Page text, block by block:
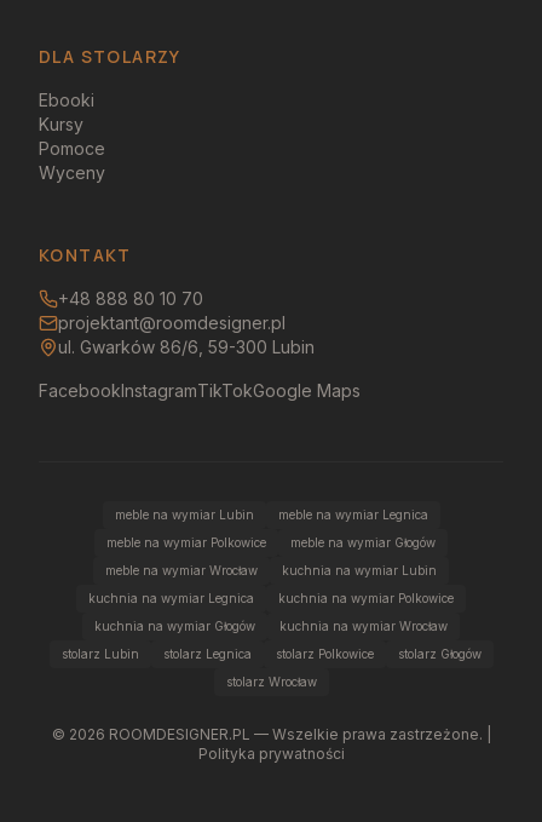
DLA STOLARZY
Ebooki
Kursy
Pomoce
Wyceny
KONTAKT
+48 888 80 10 70
projektant@roomdesigner.pl
ul. Gwarków 86/6, 59-300 Lubin
FacebookInstagramTikTokGoogle Maps
meble na wymiar Lubin
meble na wymiar Legnica
meble na wymiar Polkowice
meble na wymiar Głogów
meble na wymiar Wrocław
kuchnia na wymiar Lubin
kuchnia na wymiar Legnica
kuchnia na wymiar Polkowice
kuchnia na wymiar Głogów
kuchnia na wymiar Wrocław
stolarz Lubin
stolarz Legnica stolarz Polkowice
stolarz Głogów
stolarz Wrocław
© 2026 ROOMDESIGNER.PL — Wszelkie prawa zastrzeżone. |
Polityka prywatności